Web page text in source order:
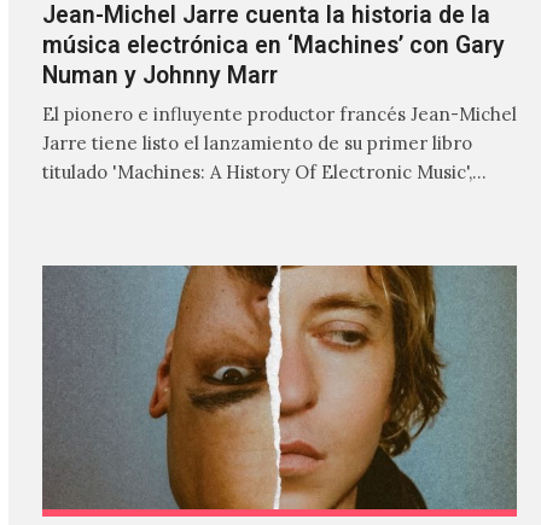
Jean-Michel Jarre cuenta la historia de la
música electrónica en ‘Machines’ con Gary
Numan y Johnny Marr
El pionero e influyente productor francés Jean-Michel
Jarre tiene listo el lanzamiento de su primer libro
titulado 'Machines: A History Of Electronic Music',